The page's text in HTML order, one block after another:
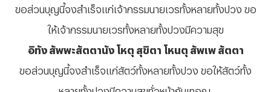
ขอส่วนบุญนี้จงสำเร็จแก่เจ้ากรรมนายเวรทั้งหลายทั้งปวง ขอ
ให้เจ้ากรรมนายเวรทั้งหลายทั้งปวงมีความสุข
อิทัง สัพพะสัตตานัง โหตุ สุขิตา โหนตุ สัพเพ สัตตา
ขอส่วนบุญนี้จงสำเร็จแก่สัตว์ทั้งหลายทั้งปวง ขอให้สัตว์ทั้ง
หลายทั้งปวงมีความสุขทั่วหน้ากันเทอญ.